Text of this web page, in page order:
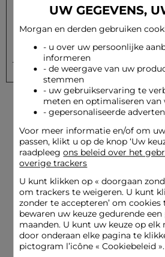
Schrijf u in op onze nieuwsbrief en
Uw e-mailadres
Levering en Terugzending
gratis
E-reservering: pas en betaal een
UW GEGEVENS,
Morgan en derden gebruiken
- u over uw persoonlijke
informeren
- de weergave van uw
stemmen
- uw gebruikservaring te
meten en optimaliseren van
- gepersonaliseerde
Voor meer informatie en/of om
passen, klikt u op de knop ‘Uw
raadpleegons beleid over het
overige trackers
U kunt klikken op « doorgaan
om trackers te weigeren. U kunt
zonder te accepteren’ om cookies
bewaren uw keuze gedurende een
maanden. U kunt uw keuze op
door onderaan elke pagina te
pictogram l’icône « Cookiebeleid ».